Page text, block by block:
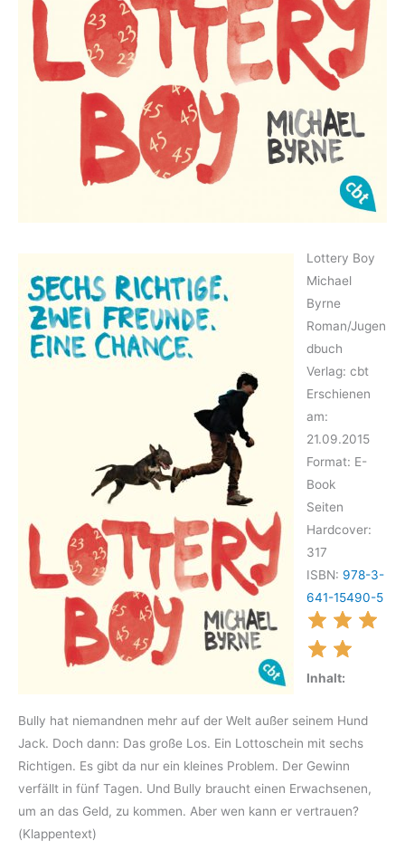
Lottery Boy
Michael
Byrne
Roman/Jugen
dbuch
Verlag: cbt
Erschienen
am:
21.09.2015
Format: E-
Book
Seiten
Hardcover:
317
ISBN: 978-3-
641-15490-5
Inhalt:
Bully hat niemandnen mehr auf der Welt außer seinem Hund
Jack. Doch dann: Das große Los. Ein Lottoschein mit sechs
Richtigen. Es gibt da nur ein kleines Problem. Der Gewinn
verfällt in fünf Tagen. Und Bully braucht einen Erwachsenen,
um an das Geld, zu kommen. Aber wen kann er vertrauen?
(Klappentext)